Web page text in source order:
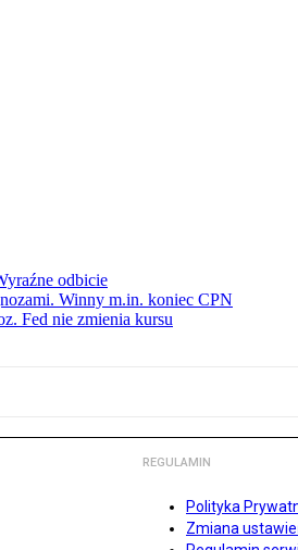
odbicie
Winny m.in. koniec CPN
Fed nie zmienia kursu
REGULAMIN
Polityka
Zmiana